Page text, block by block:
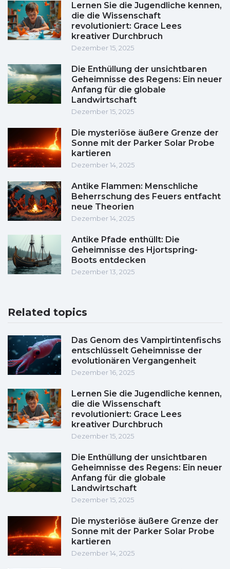
Lernen Sie die Jugendliche kennen,
die die Wissenschaft
revolutioniert: Grace Lees
kreativer Durchbruch
Dezember 15, 2025
Die Enthüllung der unsichtbaren
Geheimnisse des Regens: Ein neuer
Anfang für die globale
Landwirtschaft
Dezember 15, 2025
Die mysteriöse äußere Grenze der
Sonne mit der Parker Solar Probe
kartieren
Dezember 14, 2025
Antike Flammen: Menschliche
Beherrschung des Feuers entfacht
neue Theorien
Dezember 14, 2025
Antike Pfade enthüllt: Die
Geheimnisse des Hjortspring-
Boots entdecken
Dezember 13, 2025
Related topics
Das Genom des Vampirtintenfischs
entschlüsselt Geheimnisse der
evolutionären Vergangenheit
Dezember 16, 2025
Lernen Sie die Jugendliche kennen,
die die Wissenschaft
revolutioniert: Grace Lees
kreativer Durchbruch
Dezember 15, 2025
Die Enthüllung der unsichtbaren
Geheimnisse des Regens: Ein neuer
Anfang für die globale
Landwirtschaft
Dezember 15, 2025
Die mysteriöse äußere Grenze der
Sonne mit der Parker Solar Probe
kartieren
Dezember 14, 2025